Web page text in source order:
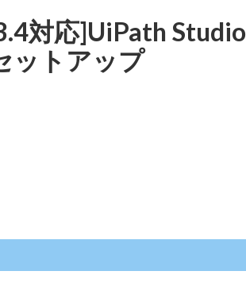
対応]UiPath Studio
ットアップ